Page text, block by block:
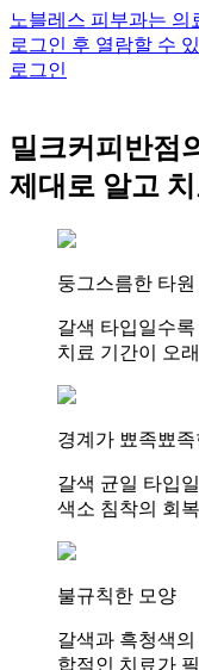
노블레스 피부과는 의
로그인 후 열람할 수
로그인
밀크커피반점
제대로 알고
둥그스름한 타원
갈색 타입일수
치료 기간이 오
경계가 뾰족뾰족
갈색 균일 타입
색소 침착의 회
불규칙한 모양
갈색과 흑청색
합적인 치료가